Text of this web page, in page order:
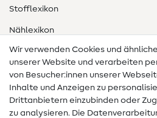
Stofflexikon
Nählexikon
Nähanleitungen
Hilfe & Kontakt
Kontakt
Wir verwenden Cookies und
unserer Website und verarbeiten
von Besucher:innen unserer
Inhalte und Anzeigen zu
Drittanbietern einzubinden oder
zu analysieren. Die